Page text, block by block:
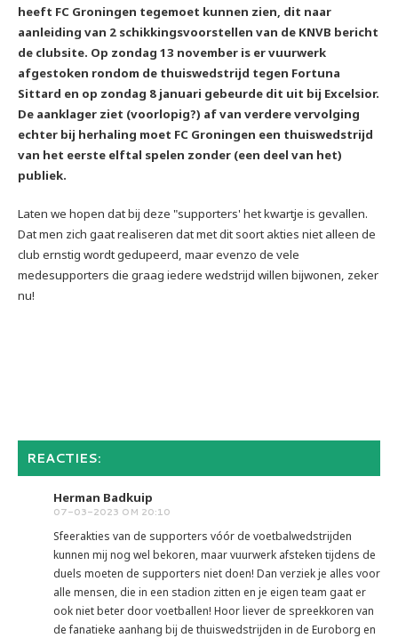
heeft FC Groningen tegemoet kunnen zien, dit naar
aanleiding van 2 schikkingsvoorstellen van de KNVB bericht
de clubsite. Op zondag 13 november is er vuurwerk
afgestoken rondom de thuiswedstrijd tegen Fortuna
Sittard en op zondag 8 januari gebeurde dit uit bij Excelsior.
De aanklager ziet (voorlopig?) af van verdere vervolging
echter bij herhaling moet FC Groningen een thuiswedstrijd
van het eerste elftal spelen zonder (een deel van het)
publiek.
Laten we hopen dat bij deze "supporters' het kwartje is gevallen.
Dat men zich gaat realiseren dat met dit soort akties niet alleen de
club ernstig wordt gedupeerd, maar evenzo de vele
medesupporters die graag iedere wedstrijd willen bijwonen, zeker
nu!
REACTIES:
Herman Badkuip
07-03-2023 OM 20:10
Sfeerakties van de supporters vóór de voetbalwedstrijden
kunnen mij nog wel bekoren, maar vuurwerk afsteken tijdens de
duels moeten de supporters niet doen! Dan verziek je alles voor
alle mensen, die in een stadion zitten en je eigen team gaat er
ook niet beter door voetballen! Hoor liever de spreekkoren van
de fanatieke aanhang bij de thuiswedstrijden in de Euroborg en